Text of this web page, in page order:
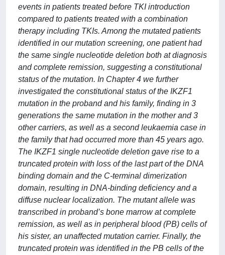
events in patients treated before TKI introduction
compared to patients treated with a combination
therapy including TKIs. Among the mutated patients
identified in our mutation screening, one patient had
the same single nucleotide deletion both at diagnosis
and complete remission, suggesting a constitutional
status of the mutation. In Chapter 4 we further
investigated the constitutional status of the IKZF1
mutation in the proband and his family, finding in 3
generations the same mutation in the mother and 3
other carriers, as well as a second leukaemia case in
the family that had occurred more than 45 years ago.
The IKZF1 single nucleotide deletion gave rise to a
truncated protein with loss of the last part of the DNA
binding domain and the C-terminal dimerization
domain, resulting in DNA-binding deficiency and a
diffuse nuclear localization. The mutant allele was
transcribed in proband’s bone marrow at complete
remission, as well as in peripheral blood (PB) cells of
his sister, an unaffected mutation carrier. Finally, the
truncated protein was identified in the PB cells of the